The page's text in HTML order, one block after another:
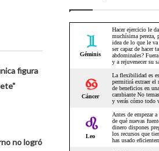
figura
no logró